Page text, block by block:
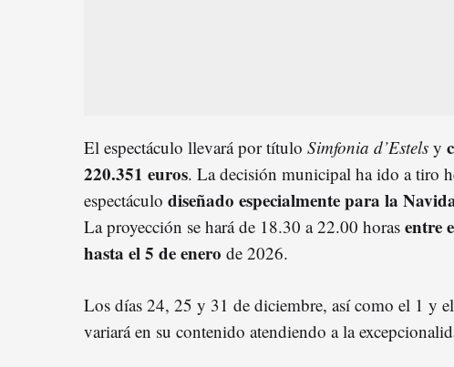
El espectáculo llevará por título Simfonia d’Estels y
220.351 euros. La decisión municipal ha ido a tiro
espectáculo diseñado especialmente para la
La proyección se hará de 18.30 a 22.00 horas entre
hasta el 5 de enero de 2026.
Los días 24, 25 y 31 de diciembre, así como el 1 y
variará en su contenido atendiendo a la